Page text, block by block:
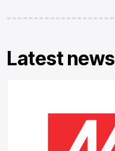
Latest news